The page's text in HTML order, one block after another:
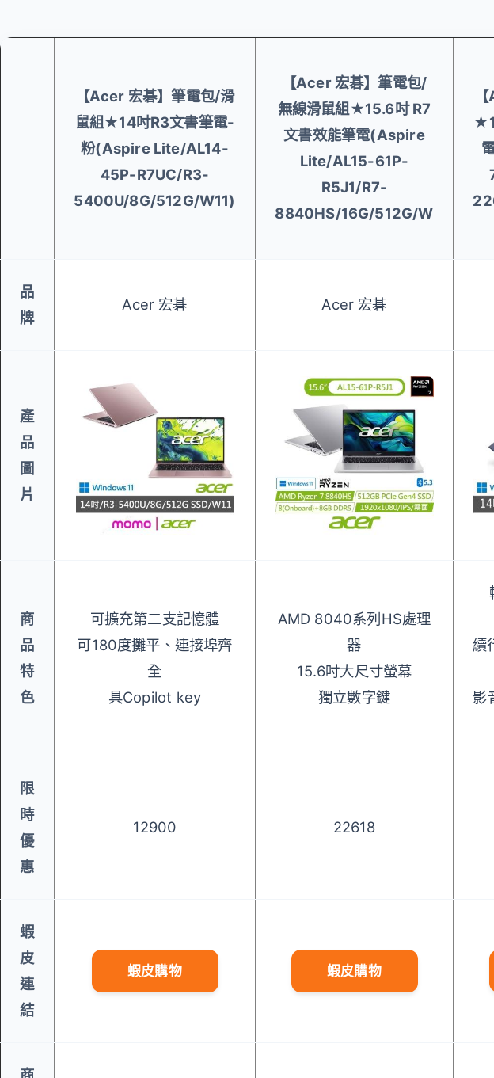
【Acer 宏碁】筆電包/滑
鼠組★14吋R3文書筆電-
粉(Aspire Lite/AL14-
45P-R7UC/R3-
5400U/8G/512G/W11)
【Acer 宏碁】筆電包/
無線滑鼠組★15.6吋 R7
文書效能筆電(Aspire
Lite/AL15-61P-
R5J1/R7-
8840HS/16G/512G/W
品
牌
Acer 宏碁 Acer 宏碁
產
品
圖
片
商
品
特
色
可擴充第二支記憶體
可180度攤平、連接埠齊
全
具Copilot key
AMD 8040系列HS處理
器
15.6吋大尺寸螢幕
獨立數字鍵
續
影
限
時
優
惠
12900 22618
蝦
皮
連
結
蝦皮購物 蝦皮購物